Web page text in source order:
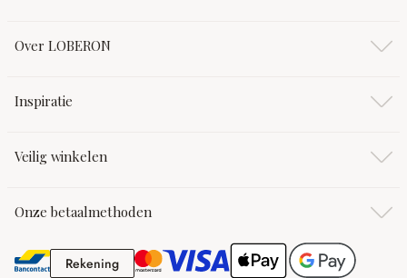
Over LOBERON
Inspiratie
Veilig winkelen
Onze betaalmethoden
RekeningRekening